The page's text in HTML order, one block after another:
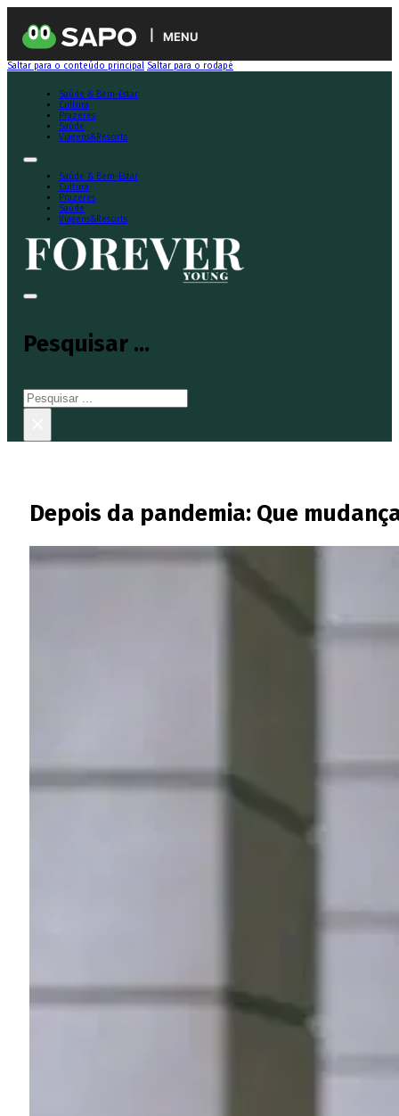
MENU
Saltar para o conteúdo principal Saltar para o rodapé
Saúde & Bem-Estar
Cultura
Prazeres
Saúde
Viagens&Resorts
Saúde & Bem-Estar
Cultura
Prazeres
Saúde
Viagens&Resorts
Pesquisar ...
Pesquisar
Depois da pandemia: Que